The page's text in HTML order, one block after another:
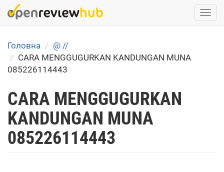
Skip
to
content
Головна
@ //
CARA MENGGUGURKAN KANDUNGAN MUNA
085226114443
CARA MENGGUGURKAN
KANDUNGAN MUNA
085226114443